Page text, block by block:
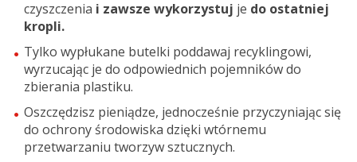
czyszczenia i zawsze wykorzystuj je do ostatniej
kropli.
Tylko wypłukane butelki poddawaj recyklingowi,
wyrzucając je do odpowiednich pojemników do
zbierania plastiku.
Oszczędzisz pieniądze, jednocześnie przyczyniając się
do ochrony środowiska dzięki wtórnemu
przetwarzaniu tworzyw sztucznych.